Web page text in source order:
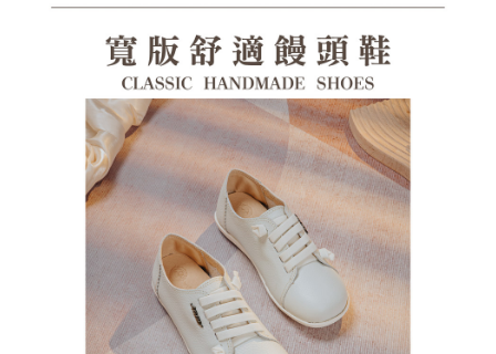
４．使用「AFTEE先享後付」時，將依據個別帳號之用戶狀況，依本公司即
時審查核予不同之上限額度；若仍有額度不足之情形，本公司將視審查結果
請求用戶進行身份認證。
５．嚴禁一人註冊多個帳號或使用他人資訊註冊。若發現惡意使用之情形，
恩沛科技股份有限公司將有權停止該用戶之使用額度並採取法律行動。